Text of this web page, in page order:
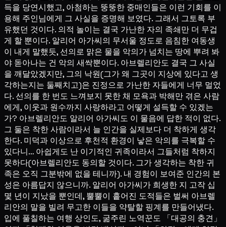
득을 당연시했고, 아첨하는 뚱뚱한 중매인들은 이런 기회를 이
용해 주인님에게 그 사실을 증명해 보였다. 그래서 그토록 부
유했던 것이다. 의적 놀이는 결국 가난한 자의 족쇄만 더 무겁
게 할 뿐이다. 알리어 아가씨의 무서울 정도로 음침한 여동생
이 내게 말했듯, 선의로 맑은 물을 악의가 넘치는 땅에 뿌려 봐
야 돋아나는 건 악의 새싹뿐이다. 아브렐리안도 결국 그 사실
을 깨달았겠지만, 그의 낙원(그가 왜 그곳이 지상에 있다고 생
각하는지는 둘째치고)은 진정으로 가난한 자들에게 너무 멀었
다. 선의를 한 번도 느껴보지 못한 채 모욕과 박해만 겪은 사람
에게, 이웃과 원수까지 사랑하라고 어떻게 설득할 수 있겠는
가? 아브렐리안도 알리어 아가씨도 이 물음에 답한 적이 없다.
그 둘은 착한 사람이라서 늘 인간을 실제보다 더 착하게 생각
한다. 미덕과 이상으로 후천적 환경이 낳은 악의를 극복할 수
있다니… 아쉽게도 난 이기적인 귀족이라서 그들처럼 착하지
못하다(아브렐리안도 동의할 것이다. 그가 생각하는 착한 귀
족은 오직 그분밖에 없을 테니까). 내 경험이 보여준 인간의 본
성은 아름답지 않으니까. 알리어 아가씨가 희생한 지 고작 십
몇 년이 지났을 뿐인데, 뿔뿔이 흩어진 도적들은 벌써 아브렐
리안의 말을 빌려 무고한 이들을 약탈할 핑계를 만들어냈다.
입에 풀칠하는 여행 상인도, 굶주린 노역꾼도 「대공의 충견」